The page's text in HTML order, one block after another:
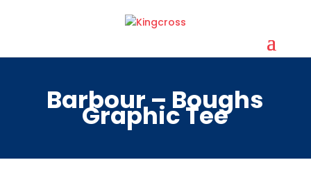
Barbour – Boughs
Graphic Tee